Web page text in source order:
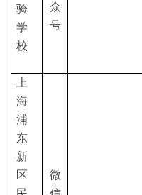
验
学
校
众
号
上
海
浦
东
新
区
微